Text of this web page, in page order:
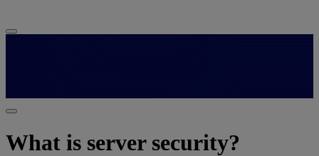
What is server security?